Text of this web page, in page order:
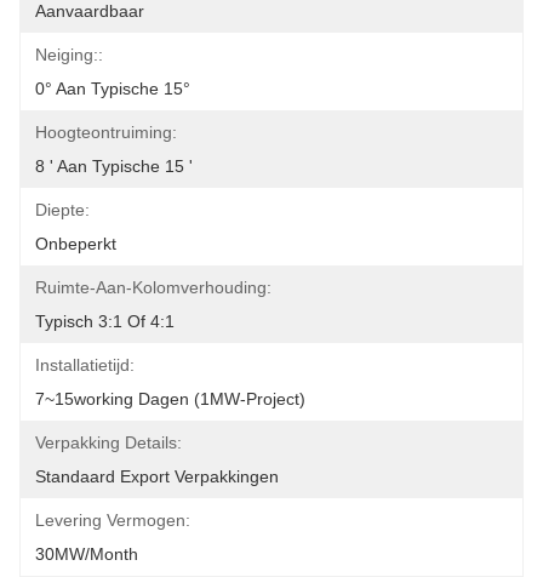
Aanvaardbaar
Neiging::
0° Aan Typische 15°
Hoogteontruiming:
8 ' Aan Typische 15 '
Diepte:
Onbeperkt
Ruimte-Aan-Kolomverhouding:
Typisch 3:1 Of 4:1
Installatietijd:
7~15working Dagen (1MW-Project)
Verpakking Details:
Standaard Export Verpakkingen
Levering Vermogen:
30MW/month